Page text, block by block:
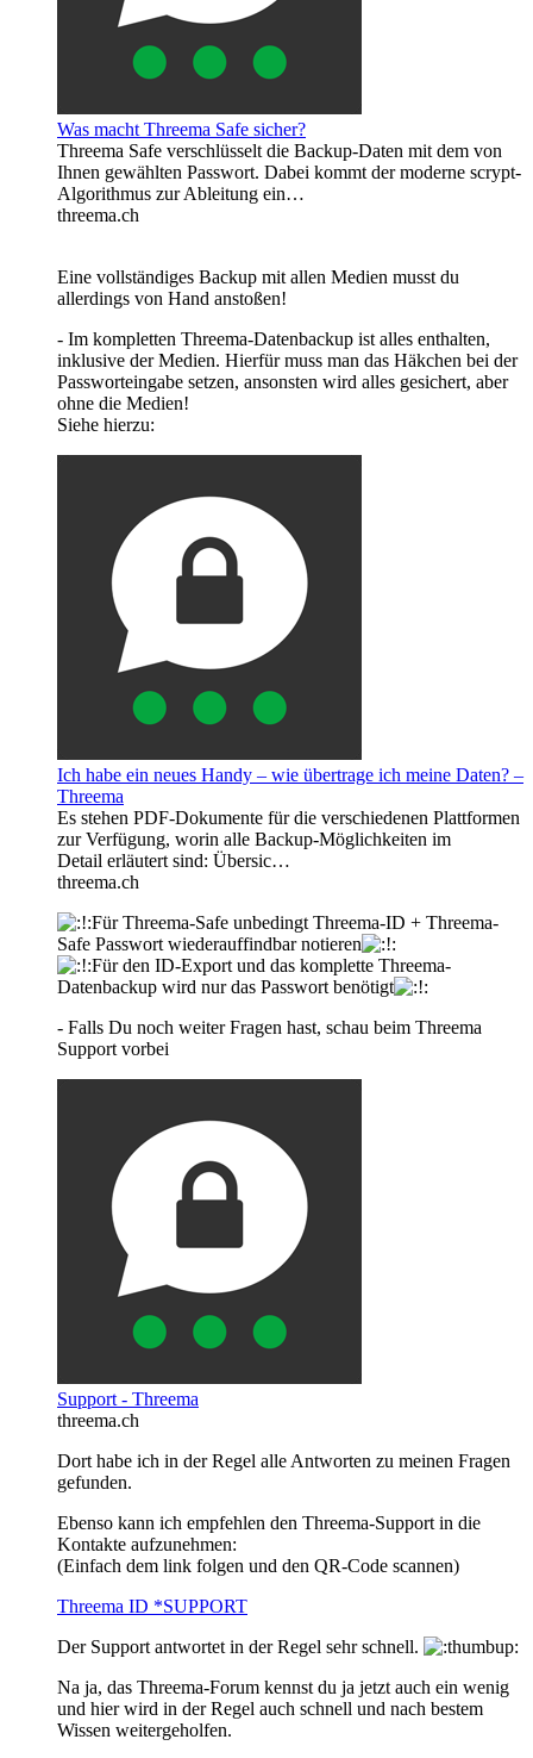
Was macht Threema Safe sicher?
Threema Safe verschlüsselt die Backup-Daten mit dem von
Ihnen gewählten Passwort. Dabei kommt der moderne scrypt-
Algorithmus zur Ableitung ein…
threema.ch
Eine vollständiges Backup mit allen Medien musst du
allerdings von Hand anstoßen!
- Im kompletten Threema-Datenbackup ist alles enthalten,
inklusive der Medien. Hierfür muss man das Häkchen bei der
Passworteingabe setzen, ansonsten wird alles gesichert, aber
ohne die Medien!
Siehe hierzu:
Ich habe ein neues Handy ­– wie übertrage ich meine Daten? –
Threema
Es stehen PDF-Dokumente für die verschiedenen Plattformen
zur Verfügung, worin alle Backup-Möglichkeiten im
Detail erläutert sind: Übersic…
threema.ch
Für Threema-Safe unbedingt Threema-ID + Threema-
Safe Passwort wiederauffindbar notieren
Für den ID-Export und das komplette Threema-
Datenbackup wird nur das Passwort benötigt
- Falls Du noch weiter Fragen hast, schau beim Threema
Support vorbei
Support - Threema
threema.ch
Dort habe ich in der Regel alle Antworten zu meinen Fragen
gefunden.
Ebenso kann ich empfehlen den Threema-Support in die
Kontakte aufzunehmen:
(Einfach dem link folgen und den QR-Code scannen)
Threema ID *SUPPORT
Der Support antwortet in der Regel sehr schnell.
Na ja, das Threema-Forum kennst du ja jetzt auch ein wenig
und hier wird in der Regel auch schnell und nach bestem
Wissen weitergeholfen.